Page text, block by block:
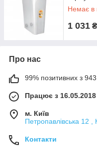
Немає в
1 031 ₴
Про нас
99% позитивних з 943
Працює з 16.05.2018
м. Київ
Петропавлівська 12 ,
Контакти